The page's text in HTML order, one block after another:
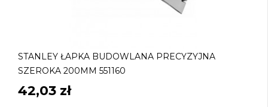
STANLEY ŁAPKA BUDOWLANA PRECYZYJNA
SZEROKA 200MM 551160
42,03 zł